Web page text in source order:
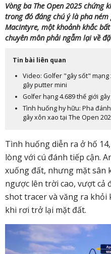
Vòng ba The Open 2025 chứng
trong đó đáng chú ý là pha
MacIntyre, một khoảnh khắc
chuyên môn phải ngẫm lại về
Tin bài liên quan
Video: Golfer "gây sốt"
gậy putter mini
Golfer hạng 4.689 thế giới
Tình huống hy hữu: Pha
gây xôn xao tại The Open
Tình huống diễn ra ở hố
lòng với cú đánh tiếp cận.
xuống đất, nhưng mặt sân
ngược lên trời cao, vượt
shot tracer và văng ra
khi rơi trở lại mặt đất.